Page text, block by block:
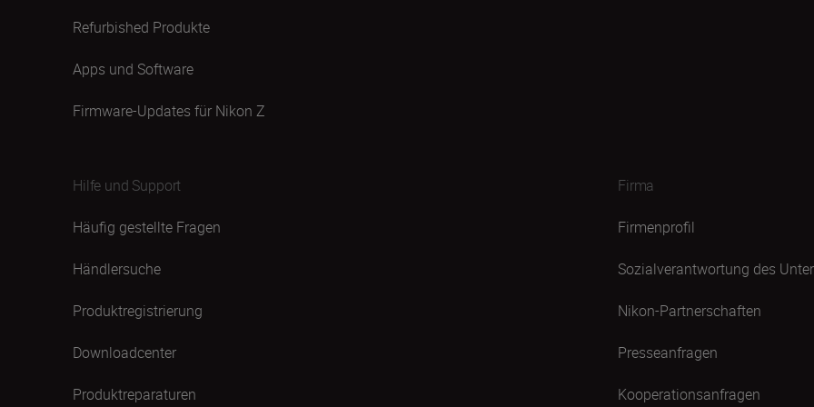
Refurbished Produkte
Apps und Software
Firmware-Updates für Nikon Z
Hilfe und Support
Häufig gestellte Fragen
Händlersuche
Produktregistrierung
Downloadcenter
Produktreparaturen
Firma
Firmenprofil
Sozialverantwortung des
Nikon-Partnerschaften
Presseanfragen
Kooperationsanfragen